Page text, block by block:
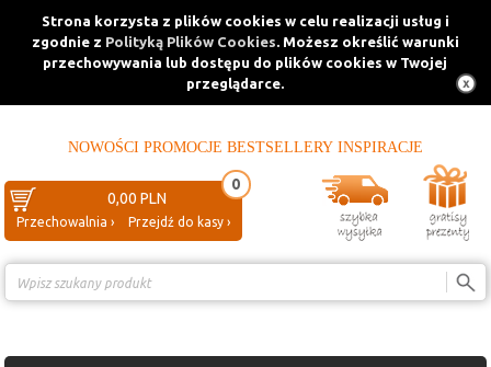
Strona korzysta z plików cookies w celu realizacji usług i
zgodnie z Polityką Plików Cookies. Możesz określić warunki
przechowywania lub dostępu do plików cookies w Twojej
przeglądarce.
NOWOŚCI PROMOCJE BESTSELLERY INSPIRACJE
0,00 PLN
0
Przechowalnia › Przejdź do kasy ›